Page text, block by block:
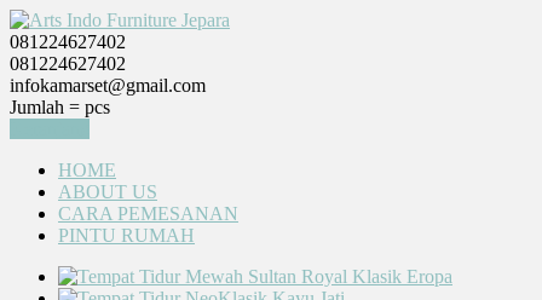
081224627402
081224627402
infokamarset@gmail.com
Jumlah = pcs
HOME
ABOUT US
CARA PEMESANAN
PINTU RUMAH